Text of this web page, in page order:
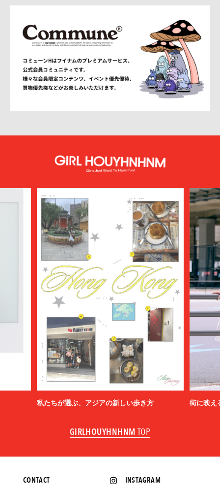
私たちが選ぶ、アジアの新しい歩き方 街に映え
GIRLHOUYHNHNM TOP
INSTAGRAM
CONTACT